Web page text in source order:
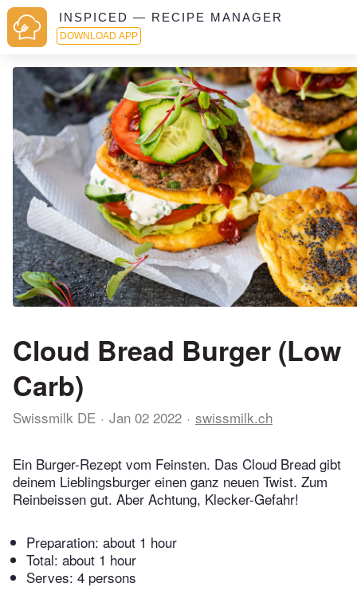
INSPICED — RECIPE MANAGER
DOWNLOAD APP
Cloud Bread Burger (Low
Carb)
Swissmilk DE Jan 02 2022 swissmilk.ch
Ein Burger-Rezept vom Feinsten. Das Cloud Bread gibt
deinem Lieblingsburger einen ganz neuen Twist. Zum
Reinbeissen gut. Aber Achtung, Klecker-Gefahr!
Preparation: about 1 hour
Total: about 1 hour
Serves: 4 persons